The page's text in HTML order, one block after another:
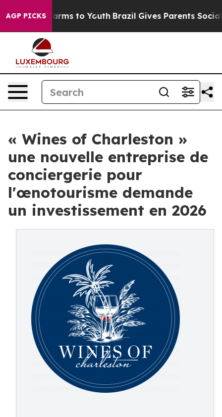
AGP PICKS
Harms to Youth Brazil Gives Parents Social
« Wines of Charleston »
une nouvelle entreprise de
conciergerie pour
l'œnotourisme demande
un investissement en 2026